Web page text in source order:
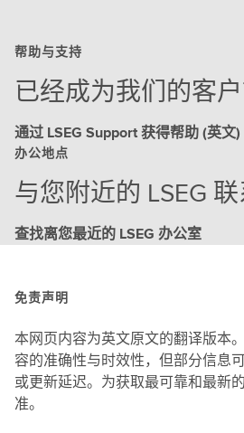
帮助与支持
已经成为我们的客户
通过 LSEG Support 获得帮助 (英文)
办公地点
与您附近的 LSEG
查找离您最近的 LSEG 办公室
免责声明
本网页内容为英文原文的翻译版本
容的准确性与时效性，但部分信息
或更新延迟。为获取最可靠和最新
准。